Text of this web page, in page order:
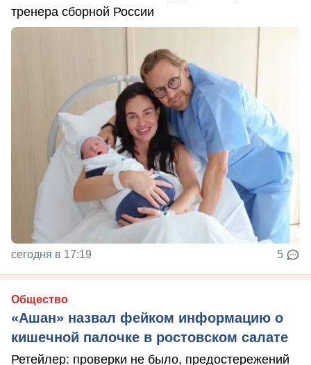
тренера сборной России
сегодня в 17:19 5
Общество
«Ашан» назвал фейком информацию о
кишечной палочке в ростовском салате
Ретейлер: проверки не было, предостережений